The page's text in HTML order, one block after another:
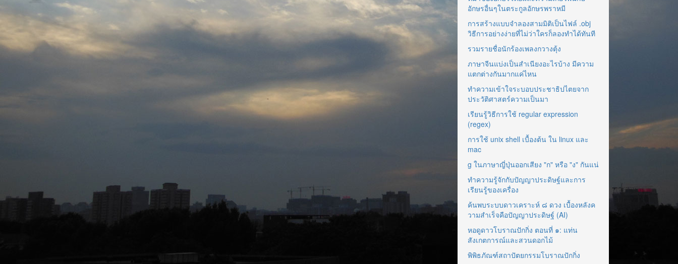
อักษรอื่นๆในตระกูลอักษรพราหมี
การสร้างแบบจำลองสามมิติเป็นไฟล์ .obj
วิธีการอย่างง่ายที่ไม่ว่าใครก็ลองทำได้ทันที
รวมรายชื่อนักร้องเพลงกวางตุ้ง
ภาษาจีนแบ่งเป็นสำเนียงอะไรบ้าง มีความ
แตกต่างกันมากแค่ไหน
ทำความเข้าใจระบอบประชาธิปไตยจาก
ประวัติศาสตร์ความเป็นมา
เรียนรู้วิธีการใช้ regular expression
(regex)
การใช้ unix shell เบื้องต้น ใน linux และ
mac
g ในภาษาญี่ปุ่นออกเสียง "ก" หรือ "ง" กันแน่
ทำความรู้จักกับปัญญาประดิษฐ์และการ
เรียนรู้ของเครื่อง
ค้นพบระบบดาวเคราะห์ ๘ ดวง เบื้องหลังค
วามสำเร็จคือปัญญาประดิษฐ์ (AI)
หอดูดาวโบราณปักกิ่ง ตอนที่ ๑: แท่น
สังเกตการณ์และสวนดอกไม้
พิพิธภัณฑ์สถาปัตยกรรมโบราณปักกิ่ง